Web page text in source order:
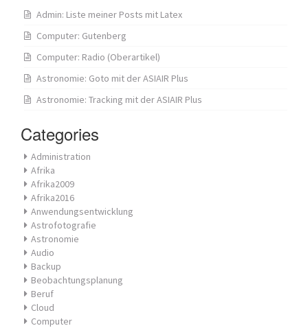
Admin: Liste meiner Posts mit Latex
Computer: Gutenberg
Computer: Radio (Oberartikel)
Astronomie: Goto mit der ASIAIR Plus
Astronomie: Tracking mit der ASIAIR Plus
Categories
Administration
Afrika
Afrika2009
Afrika2016
Anwendungsentwicklung
Astrofotografie
Astronomie
Audio
Backup
Beobachtungsplanung
Beruf
Cloud
Computer